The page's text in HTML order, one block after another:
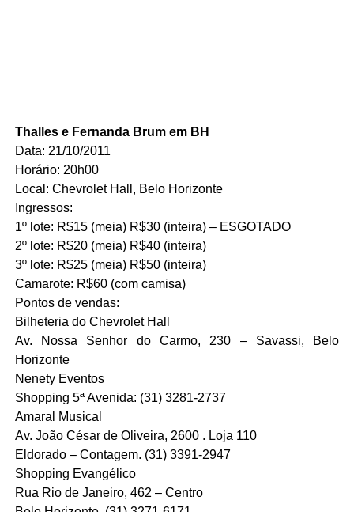
Thalles e Fernanda Brum em BH
Data: 21/10/2011
Horário: 20h00
Local: Chevrolet Hall, Belo Horizonte
Ingressos:
1º lote: R$15 (meia) R$30 (inteira) – ESGOTADO
2º lote: R$20 (meia) R$40 (inteira)
3º lote: R$25 (meia) R$50 (inteira)
Camarote: R$60 (com camisa)
Pontos de vendas:
Bilheteria do Chevrolet Hall
Av. Nossa Senhor do Carmo, 230 – Savassi, Belo
Horizonte
Nenety Eventos
Shopping 5ª Avenida: (31) 3281-2737
Amaral Musical
Av. João César de Oliveira, 2600 . Loja 110
Eldorado – Contagem. (31) 3391-2947
Shopping Evangélico
Rua Rio de Janeiro, 462 – Centro